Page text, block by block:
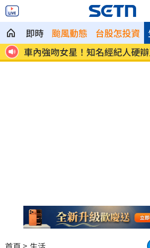
即時 颱風動態 台股怎投資
舌
防空演習！14縣市斷網時間、
覽